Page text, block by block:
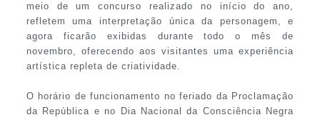
meio de um concurso realizado no início do ano,
refletem uma interpretação única da personagem, e
agora ficarão exibidas durante todo o mês de
novembro, oferecendo aos visitantes uma experiência
artística repleta de criatividade.
O horário de funcionamento no feriado da Proclamação
da República e no Dia Nacional da Consciência Negra